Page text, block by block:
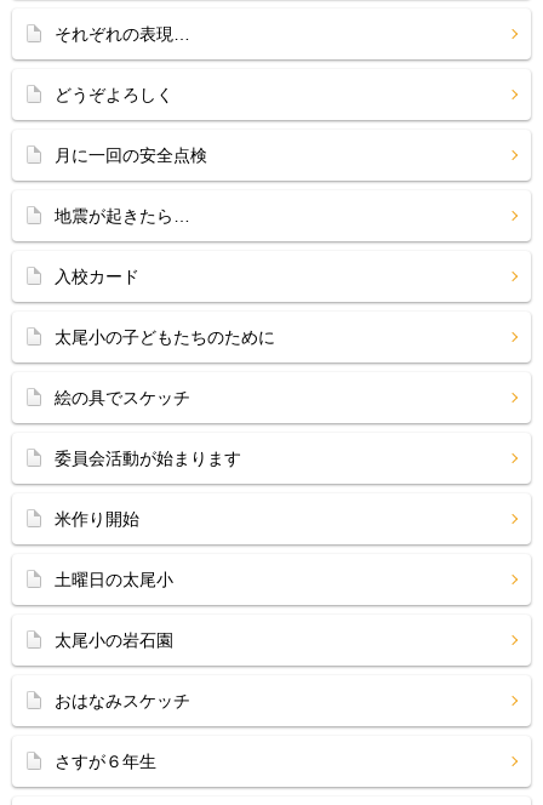
それぞれの表現…
どうぞよろしく
月に一回の安全点検
地震が起きたら…
入校カード
太尾小の子どもたちのために
絵の具でスケッチ
委員会活動が始まります
米作り開始
土曜日の太尾小
太尾小の岩石園
おはなみスケッチ
さすが６年生